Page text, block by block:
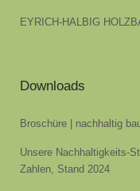
EYRICH-HALBIG
Downloads
Broschüre | nachhaltig
Unsere Nachhaltigkeits-
Zahlen, Stand 2024